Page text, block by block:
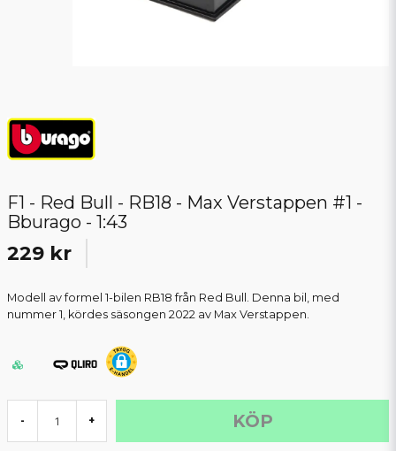
F1 - Red Bull - RB18 - Max Verstappen #1 -
Bburago - 1:43
229 kr
Modell av formel 1-bilen RB18 från Red Bull. Denna bil, med
nummer 1, kördes säsongen 2022 av Max Verstappen.
- + KÖP